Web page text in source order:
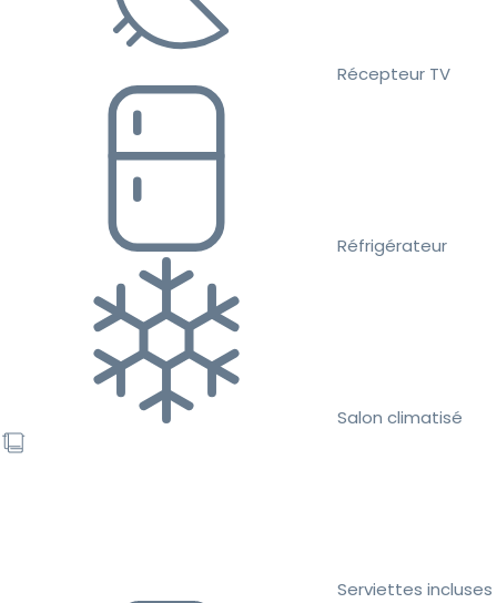
Récepteur TV
Réfrigérateur
Salon climatisé
Serviettes incluses